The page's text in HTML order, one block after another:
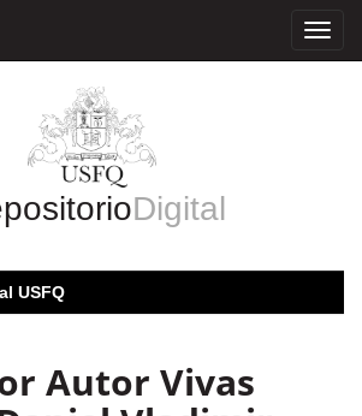
Digital
USFQ
Autor Vivas